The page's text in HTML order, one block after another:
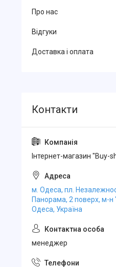
Про нас
Відгуки
Доставка і оплата
Інтернет-магазин "Buy-
м. Одеса, пл.
Панорама, 2 поверх, м-н
Одеса, Україна
менеджер